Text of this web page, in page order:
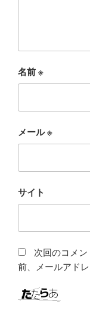
名前※
メール※
サイト
次回のコメ
前、メールアド